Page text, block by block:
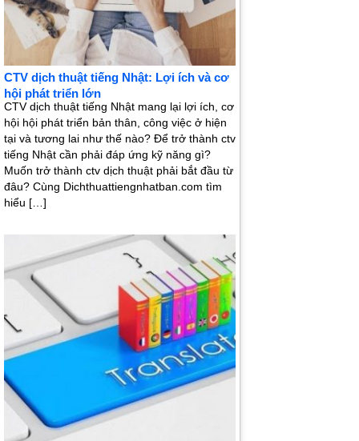
CTV dịch thuật tiếng Nhật: Lợi ích và cơ
hội phát triển lớn
CTV dịch thuật tiếng Nhật mang lại lợi ích, cơ
hội hội phát triển bản thân, công việc ở hiện
tại và tương lai như thế nào? Để trở thành ctv
tiếng Nhật cần phải đáp ứng kỹ năng gì?
Muốn trở thành ctv dịch thuật phải bắt đầu từ
đâu? Cùng Dichthuattiengnhatban.com tìm
hiểu […]